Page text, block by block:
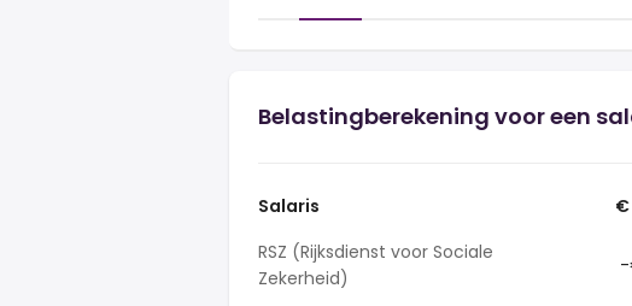
Belastingberekening voor een
Salaris
€
RSZ (Rijksdienst voor Sociale
Zekerheid)
-